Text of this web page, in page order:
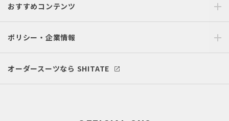
おすすめコンテンツ
ポリシー・企業情報
オーダースーツなら SHITATE